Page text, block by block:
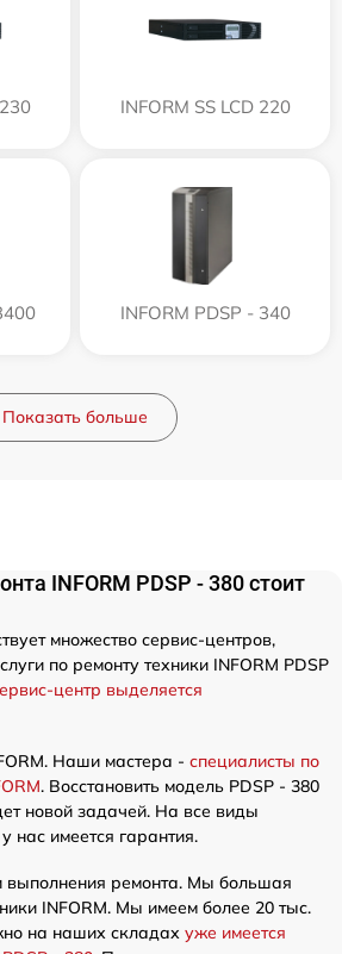
INFORM SS LCD 220
INFORM PDSP - 340
Показать больше
INFORM PDSP - 380 стоит
множество сервис-центров,
по ремонту техники INFORM PDSP
центр выделяется
Наши мастера - специалисты по
. Восстановить модель PDSP - 380
новой задачей. На все виды
нас имеется гарантия.
выполнения ремонта. Мы большая
INFORM. Мы имеем более 20 тыс.
на наших складах уже имеется